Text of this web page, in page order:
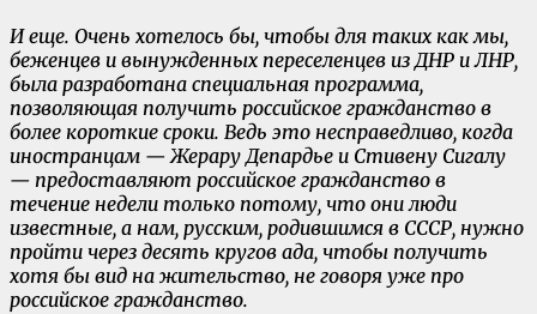
И еще. Очень хотелось бы, чтобы для таких как мы,
беженцев и вынужденных переселенцев из ДНР и ЛНР,
была разработана специальная программа,
позволяющая получить российское гражданство в
более короткие сроки. Ведь это несправедливо, когда
иностранцам — Жерару Депардье и Стивену Сигалу
— предоставляют российское гражданство в
течение недели только потому, что они люди
известные, а нам, русским, родившимся в СССР, нужно
пройти через десять кругов ада, чтобы получить
хотя бы вид на жительство, не говоря уже про
российское гражданство.